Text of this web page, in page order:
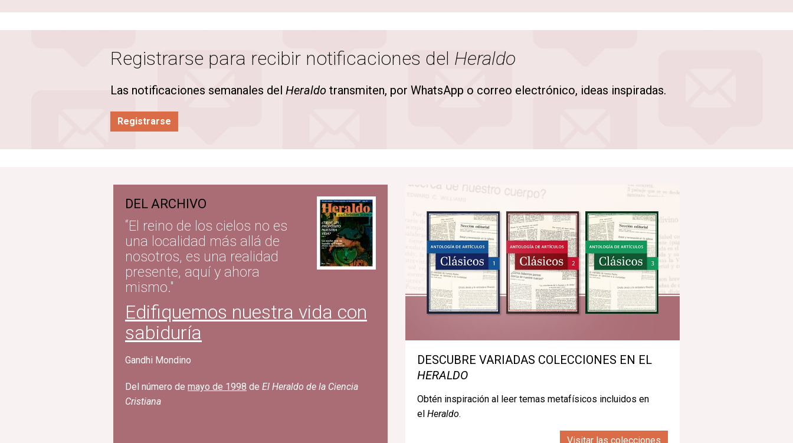
Registrarse para recibir notificaciones del Heraldo
Las notificaciones semanales del Heraldo transmiten, por WhatsApp o correo electrónico, ideas inspiradas.
Registrarse
DEL ARCHIVO
“El reino de los cielos no es
una localidad más allá de
nosotros, es una realidad
presente, aquí y ahora
mismo."
Edifiquemos nuestra vida con
sabiduría
Gandhi Mondino
Del número de mayo de 1998 de El Heraldo de la Ciencia
Cristiana
DESCUBRE VARIADAS COLECCIONES EN EL
HERALDO
Obtén inspiración al leer temas metafísicos incluidos en
el Heraldo.
Visitar las colecciones